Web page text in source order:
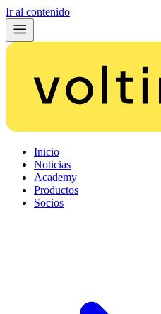
Ir al contenido
Inicio
Noticias
Academy
Productos
Socios